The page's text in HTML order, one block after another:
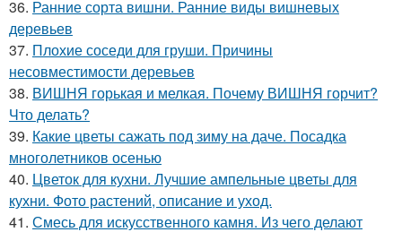
36. Ранние сорта вишни. Ранние виды вишневых
деревьев
37. Плохие соседи для груши. Причины
несовместимости деревьев
38. ВИШНЯ горькая и мелкая. Почему ВИШНЯ горчит?
Что делать?
39. Какие цветы сажать под зиму на даче. Посадка
многолетников осенью
40. Цветок для кухни. Лучшие ампельные цветы для
кухни. Фото растений, описание и уход.
41. Смесь для искусственного камня. Из чего делают